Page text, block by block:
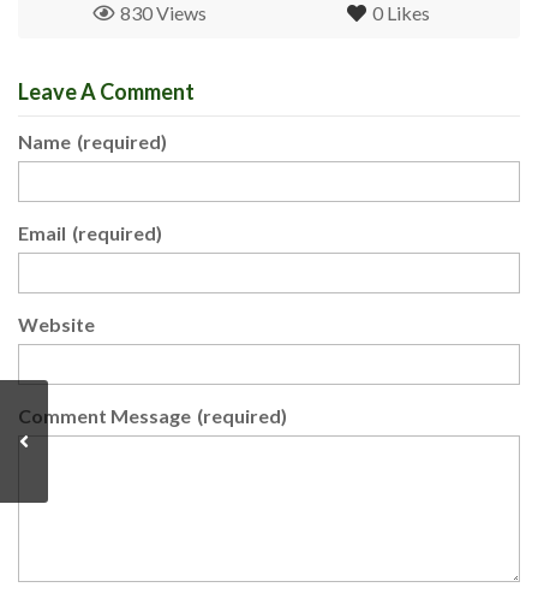
0 Likes
830 Views
Leave A Comment
Name (required)
Email (required)
Website
Comment Message (required)